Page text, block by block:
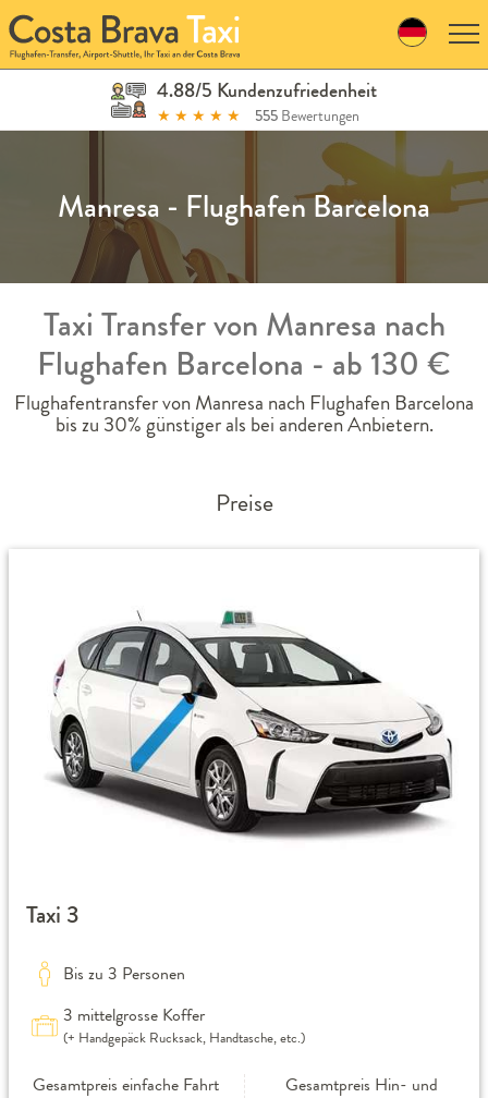
Skip
to
navigation
Skip
4.88/5 Kundenzufriedenheit
★ ★ ★ ★ ★ 555 Bewertungen
Manresa - Flughafen Barcelona
Taxi Transfer von Manresa nach
Flughafen Barcelona - ab 130 €
Flughafentransfer von Manresa nach Flughafen Barcelona
bis zu 30% günstiger als bei anderen Anbietern.
Preise
Taxi 3
Bis zu 3 Personen
3 mittelgrosse Koffer
(+ Handgepäck Rucksack, Handtasche, etc.)
Gesamtpreis einfache Fahrt
Gesamtpreis Hin- und